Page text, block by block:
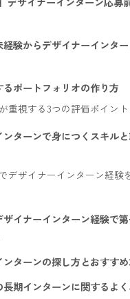
経験からデザイナーインタ
ポートフォリオの作り方
重視する3つの評価ポイント
ンターンで身につくスキル
デザイナーインターン経験
ザイナーインターン経験で
ターンの探し方とおすす
長期インターンに関するよ